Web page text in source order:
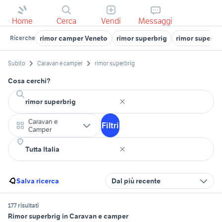
Home Cerca Vendi Messaggi
Ricerche rimor camper Veneto rimor superbrig rimor
Subito Caravan e camper rimor superbrig
Cosa cerchi?
Caravan e
Camper
Filtri
Salva ricerca Dal più recente
177 risultati
Rimor superbrig in Caravan e camper